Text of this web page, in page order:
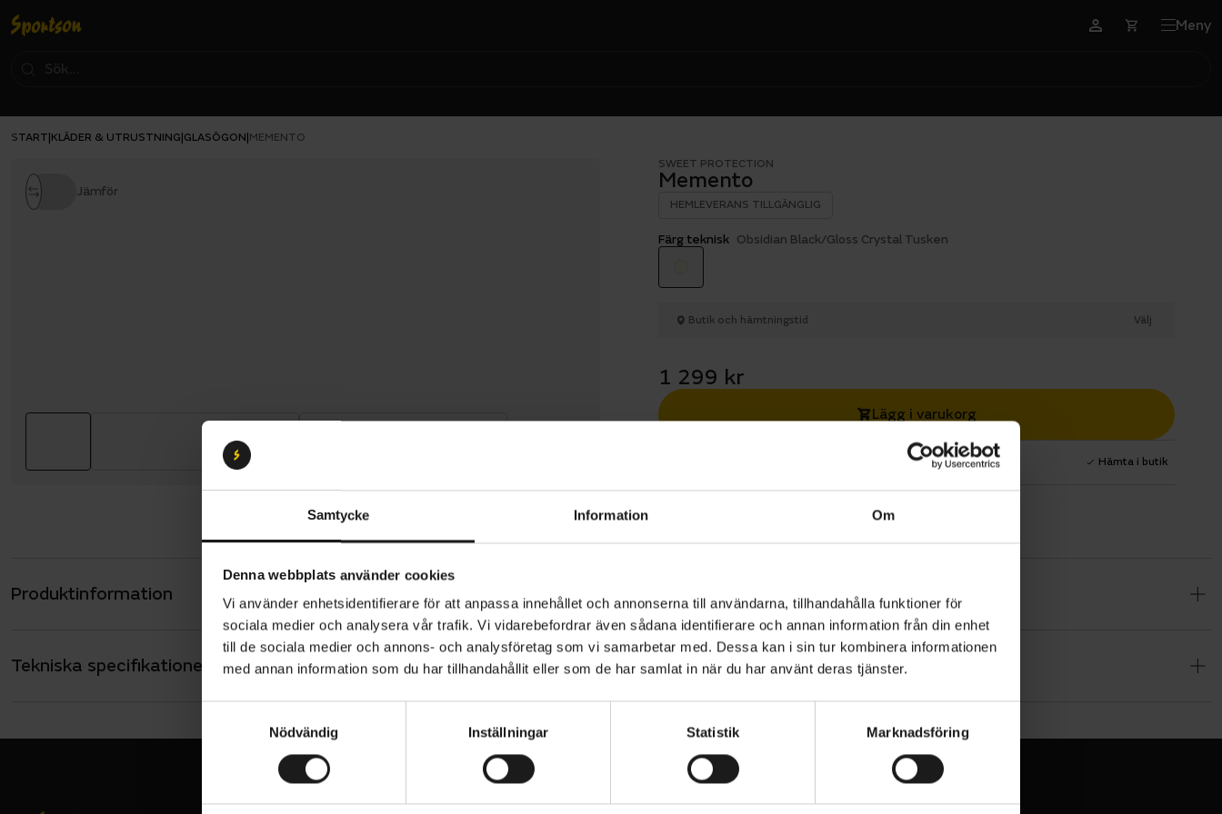
Samtycke Information Om
Denna webbplats använder cookies
Vi använder enhetsidentifierare för att anpassa innehållet och annonserna till användarna, tillhandahålla funktioner för
sociala medier och analysera vår trafik. Vi vidarebefordrar även sådana identifierare och annan information från din enhet
till de sociala medier och annons- och analysföretag som vi samarbetar med. Dessa kan i sin tur kombinera informationen
med annan information som du har tillhandahållit eller som de har samlat in när du har använt deras tjänster.
Nödvändig Inställningar Statistik Marknadsföring
Meny
START KLÄDER & UTRUSTNING GLASÖGON MEMENTO
Jämför
SWEET PROTECTION
Memento
HEMLEVERANS TILLGÄNGLIG
Färg teknisk Obsidian Black/Gloss Crystal Tusken
Butik och hämtningstid Välj
1 299 kr
Lägg i varukorg
1 års fri service Hämta i butik
Produktinformation
Memento representerar progressiv och avslappnad stil inom Sweet Protections
solglasögonkollektion. Memento definieras av sin stora båge som går runt den
cylindriska linsen, något tunnare och lättare än de andra modellerna.
Memento har en stabil och styv båge och skalmar, och den bredare
Memento passar utmärkt tillsammans med alla hjälmar från Sweet Protection,
med skalmar utformade för att maximera komforten.
Tekniska specifikationer Allmänt
ANVÄNDARE STORLEK
VARUMÄRKE VIKT (RAM/TILLBEHÖR)